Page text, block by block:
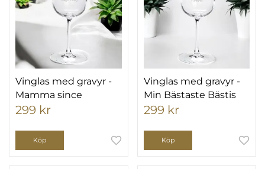
Vinglas med gravyr -
Mamma since
299 kr
Köp
Vinglas med gravyr -
Min Bästaste Bästis
299 kr
Köp